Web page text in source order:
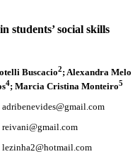
students’ social skills
Buscacio2; Alexandra Melo
4; Marcia Cristina Monteiro5
reivani@gmail.com
lezinha2@hotmail.com